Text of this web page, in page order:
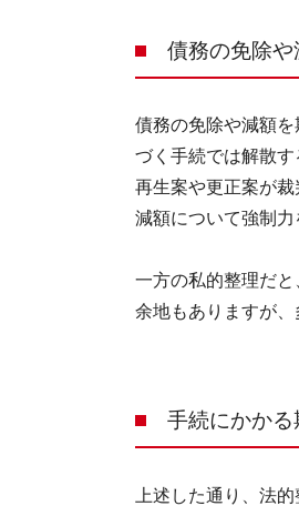
債務の免除
債務の免除や減額
づく手続では解散す
再生案や更正案が
減額について強制力
一方の私的整理だ
余地もありますが
手続にかかる
上述した通り、法